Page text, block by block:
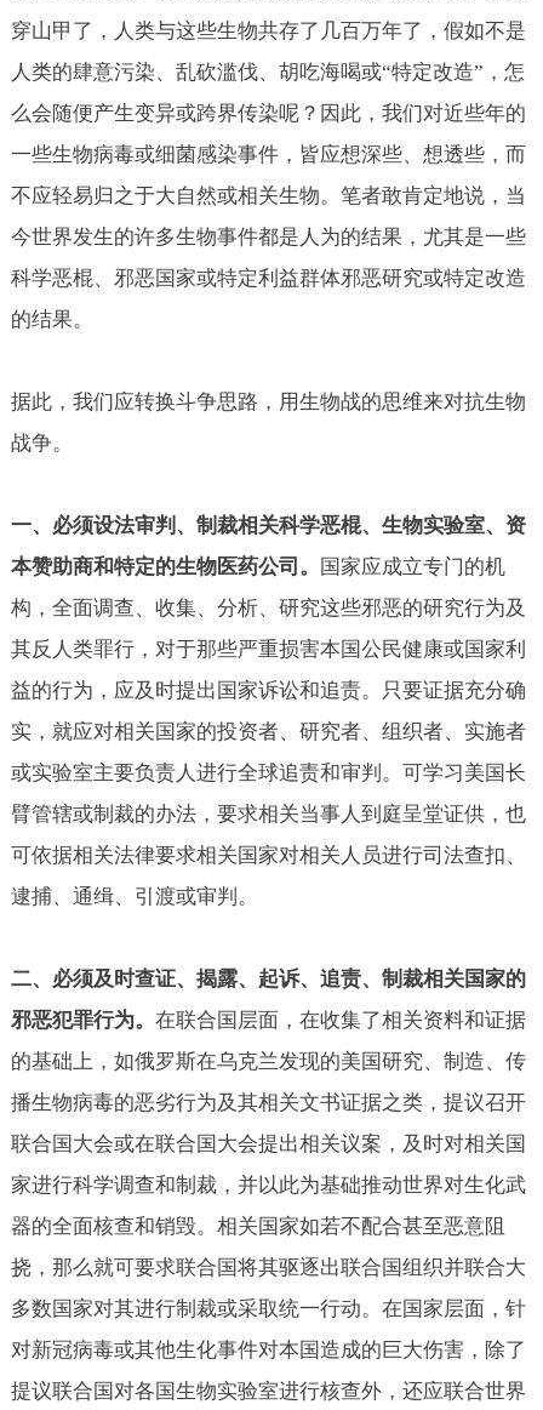
穿山甲了，人类与这些生物共存了几百万年了，假如不是
人类的肆意污染、乱砍滥伐、胡吃海喝或“特定改造”，怎
么会随便产生变异或跨界传染呢？因此，我们对近些年的
一些生物病毒或细菌感染事件，皆应想深些、想透些，而
不应轻易归之于大自然或相关生物。笔者敢肯定地说，当
今世界发生的许多生物事件都是人为的结果，尤其是一些
科学恶棍、邪恶国家或特定利益群体邪恶研究或特定改造
的结果。
据此，我们应转换斗争思路，用生物战的思维来对抗生物
战争。
一、必须设法审判、制裁相关科学恶棍、生物实验室、资
本赞助商和特定的生物医药公司。
国家应成立专门的机
构，全面调查、收集、分析、研究这些邪恶的研究行为及
其反人类罪行，对于那些严重损害本国公民健康或国家利
益的行为，应及时提出国家诉讼和追责。只要证据充分确
实，就应对相关国家的投资者、研究者、组织者、实施者
或实验室主要负责人进行全球追责和审判。可学习美国长
臂管辖或制裁的办法，要求相关当事人到庭呈堂证供，也
可依据相关法律要求相关国家对相关人员进行司法查扣、
逮捕、通缉、引渡或审判。
二、必须及时查证、揭露、起诉、追责、制裁相关国家的
邪恶犯罪行为。 在联合国层面，在收集了相关资料和证据
的基础上，如俄罗斯在乌克兰发现的美国研究、制造、传
播生物病毒的恶劣行为及其相关文书证据之类，提议召开
联合国大会或在联合国大会提出相关议案，及时对相关国
家进行科学调查和制裁，并以此为基础推动世界对生化武
器的全面核查和销毁。相关国家如若不配合甚至恶意阻
挠，那么就可要求联合国将其驱逐出联合国组织并联合大
多数国家对其进行制裁或采取统一行动。在国家层面，针
对新冠病毒或其他生化事件对本国造成的巨大伤害，除了
提议联合国对各国生物实验室进行核查外，还应联合世界